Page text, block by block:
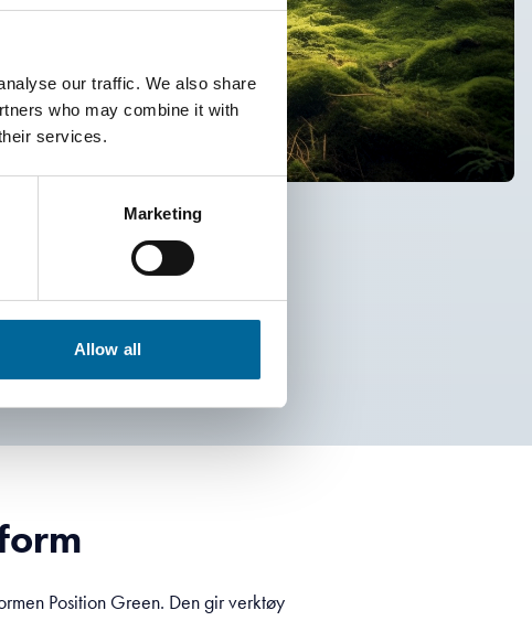
our traffic. We also share
who may combine it with
services.
Marketing
Allow all
Position Green. Den gir verktøy